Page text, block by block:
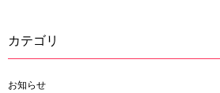
カテゴリ
お知らせ